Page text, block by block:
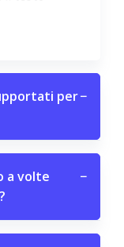
per−
a volte
−